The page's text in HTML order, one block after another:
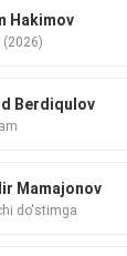
Hakimov
Berdiqulov
Mamajonov
do'stimga